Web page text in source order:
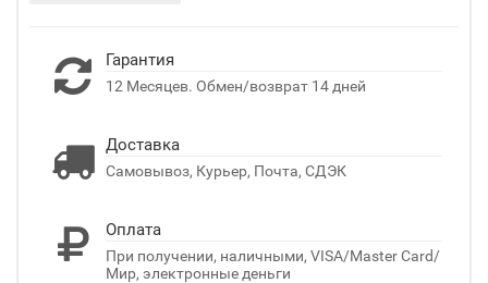
Гарантия
12 Месяцев. Обмен/возврат 14 дней
Доставка
Самовывоз, Курьер, Почта, СДЭК
Оплата
При получении, наличными, VISA/Master Card/
Мир, электронные деньги